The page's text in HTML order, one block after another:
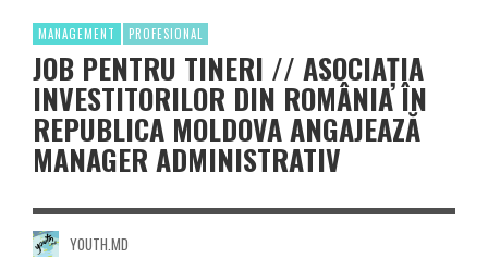
MANAGEMENT PROFESIONAL
JOB PENTRU TINERI // ASOCIAȚIA
INVESTITORILOR DIN ROMÂNIA ÎN
REPUBLICA MOLDOVA ANGAJEAZĂ
MANAGER ADMINISTRATIV
YOUTH.MD